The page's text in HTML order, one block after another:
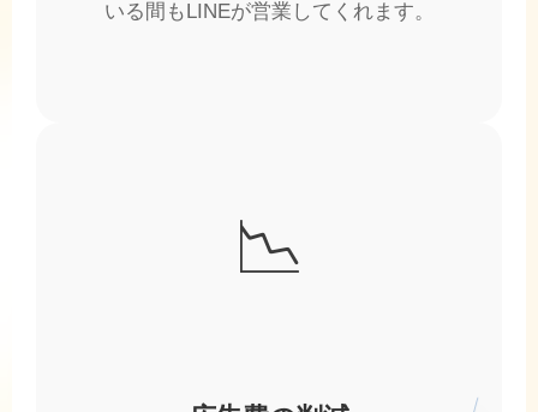
いる間もLINEが営業してくれます。
📉